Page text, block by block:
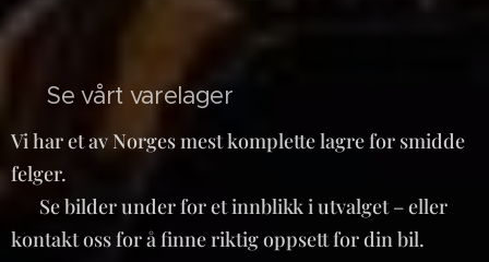
📦 Se vårt varelager
Vi har et av Norges mest komplette lagre for smidde
felger.
📸 Se bilder under for et innblikk i utvalget – eller
kontakt oss for å finne riktig oppsett for din bil.